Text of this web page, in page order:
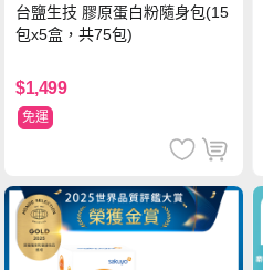
台鹽生技 膠原蛋白粉隨身包(15
包x5盒，共75包)
$1,499
免運